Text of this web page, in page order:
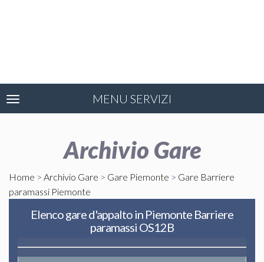
MENU SERVIZI
Toggle
navigation
Archivio Gare
Home > Archivio Gare > Gare Piemonte > Gare Barriere
paramassi Piemonte
Elenco gare d'appalto in Piemonte Barriere
paramassi OS12B